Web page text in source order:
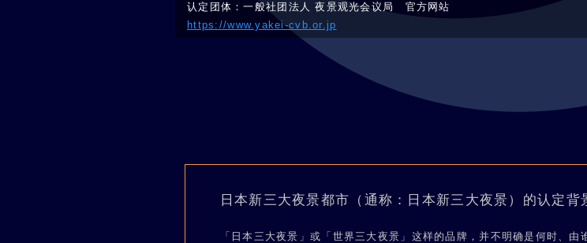
认定团体：一般社团法人 夜景观光会议局 官方网站
https://www.yakei-cvb.or.jp
日本新三大夜景都市（通称：日本新三大夜景）的认定背
「日本三大夜景」或「世界三大夜景」这样的品牌，并不明确是何时、